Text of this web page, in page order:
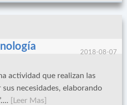
2018-08-07
actividad que realizan las
necesidades, elaborando
[Leer Mas]